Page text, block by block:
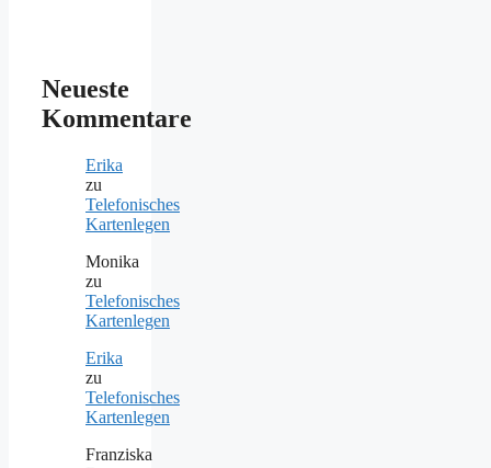
Neueste
Kommentare
Erika
zu
Telefonisches
Kartenlegen
Monika
zu
Telefonisches
Kartenlegen
Erika
zu
Telefonisches
Kartenlegen
Franziska